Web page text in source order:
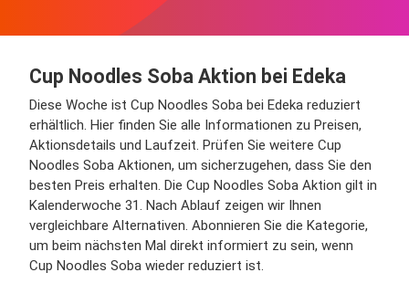
Cup Noodles Soba Aktion bei Edeka
Diese Woche ist Cup Noodles Soba bei Edeka reduziert
erhältlich. Hier finden Sie alle Informationen zu Preisen,
Aktionsdetails und Laufzeit. Prüfen Sie weitere Cup
Noodles Soba Aktionen, um sicherzugehen, dass Sie den
besten Preis erhalten. Die Cup Noodles Soba Aktion gilt in
Kalenderwoche 31. Nach Ablauf zeigen wir Ihnen
vergleichbare Alternativen. Abonnieren Sie die Kategorie,
um beim nächsten Mal direkt informiert zu sein, wenn
Cup Noodles Soba wieder reduziert ist.